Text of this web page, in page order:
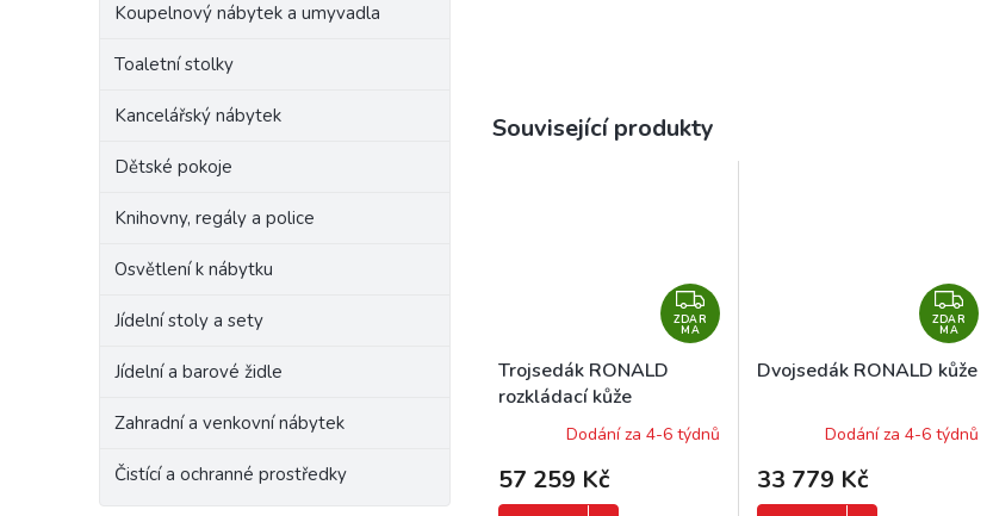
Koupelnový nábytek a umyvadla
Toaletní stolky
Kancelářský nábytek
Dětské pokoje
Knihovny, regály a police
Osvětlení k nábytku
Jídelní stoly a sety
Jídelní a barové židle
Zahradní a venkovní nábytek
Čistící a ochranné prostředky
Související produkty
Z
D
A
ZDAR
MA
Trojsedák RONALD
rozkládací kůže
Dodání za 4-6 týdnů
57 259 Kč
Z
D
A
R
A
ZDAR
MA
Dvojsedák RONALD kůže
Dodání za 4-6 týdnů
33 779 Kč